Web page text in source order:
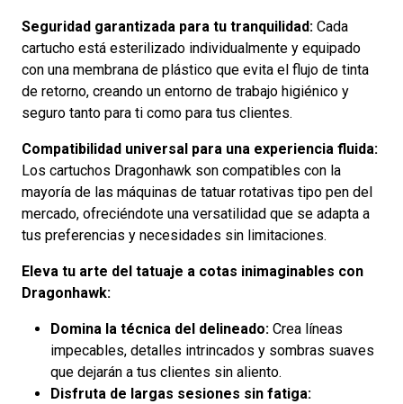
Seguridad garantizada para tu tranquilidad: Cada
cartucho está esterilizado individualmente y equipado
con una membrana de plástico que evita el flujo de tinta
de retorno, creando un entorno de trabajo higiénico y
seguro tanto para ti como para tus clientes.
Compatibilidad universal para una experiencia fluida:
Los cartuchos Dragonhawk son compatibles con la
mayoría de las máquinas de tatuar rotativas tipo pen del
mercado, ofreciéndote una versatilidad que se adapta a
tus preferencias y necesidades sin limitaciones.
Eleva tu arte del tatuaje a cotas inimaginables con
Dragonhawk:
Domina la técnica del delineado: Crea líneas
impecables, detalles intrincados y sombras suaves
que dejarán a tus clientes sin aliento.
Disfruta de largas sesiones sin fatiga: